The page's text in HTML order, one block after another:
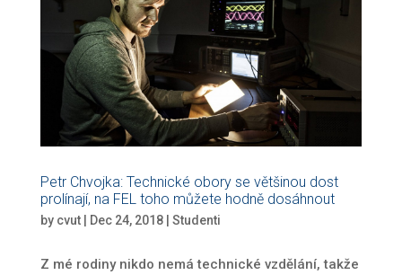
Petr Chvojka: Technické obory se většinou dost
prolínají, na FEL toho můžete hodně dosáhnout
by cvut| Dec 24, 2018| Studenti
Z mé rodiny nikdo nemá technické vzdělání, takže